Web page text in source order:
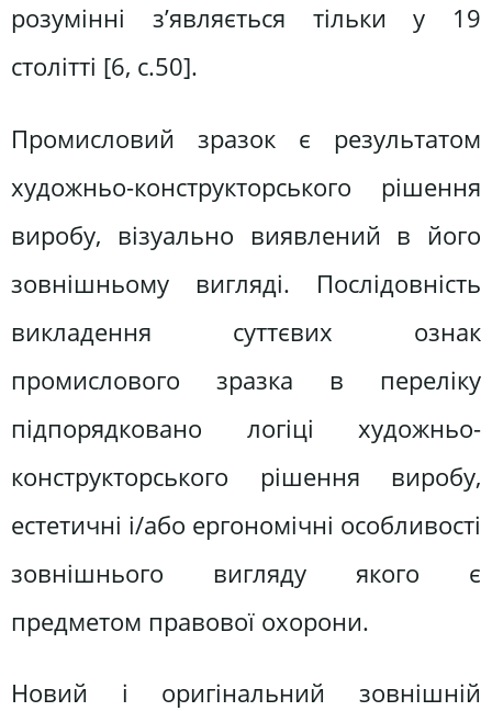
розумінні з’являється тільки у 19
столітті [6, с.50].
Промисловий зразок є результатом
художньо-конструкторського рішення
виробу, візуально виявлений в його
зовнішньому вигляді. Послідовність
викладення суттєвих ознак
промислового зразка в переліку
підпорядковано логіці художньо-
конструкторського рішення виробу,
естетичні і/або ергономічні особливості
зовнішнього вигляду якого є
предметом правової охорони.
Новий і оригінальний зовнішній